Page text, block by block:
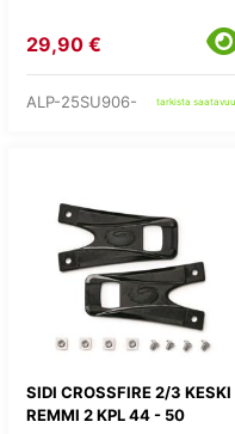
29,90 €
ALP-25SU906- tarkista
SIDI CROSSFIRE 2/3 KESKI
REMMI 2 KPL 44 - 50